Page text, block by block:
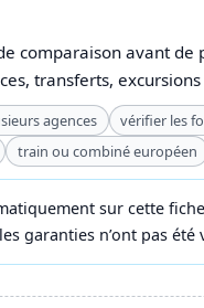
comparaison avant
transferts,
agences vérifier les
train ou combiné européen
sur cette
garanties n’ont pas